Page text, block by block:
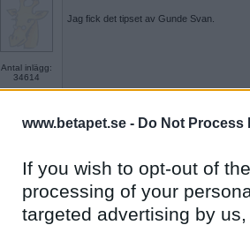
www.betapet.se - Do Not Process
If you wish to opt-out of
processing of your
targeted advertising by
Antal inlägg:
34614
Jag fick det tipset av Gunde Svan.
Antal inlägg:
27944
Varför skriker du åt mig vad jag ska göra?